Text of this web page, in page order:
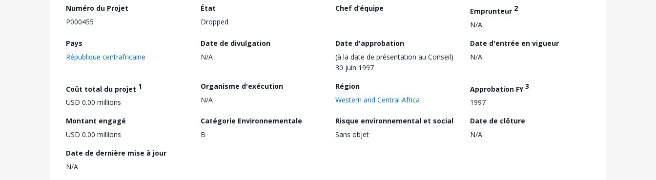
Numéro du Projet
P000455
État
Dropped
Chef d’équipe Emprunteur 2
N/A
Pays
République centrafricaine
Date de divulgation
N/A
Date d'approbation
(à la date de présentation au Conseil)
30 juin 1997
Date d'entrée en vigueur
N/A
Coût total du projet 1
USD 0.00 millions
Organisme d'exécution
N/A
Région
Western and Central Africa
Approbation FY3
1997
Montant engagé
USD 0.00 millions
Catégorie Environnementale
B
Risque environnemental et social
Sans objet
Date de clôture
N/A
Date de dernière mise à jour
N/A